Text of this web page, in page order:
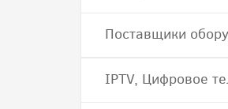
Поставщики
IPTV, Цифровое